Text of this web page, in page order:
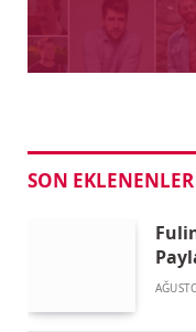
SON EKLENENLER